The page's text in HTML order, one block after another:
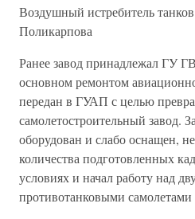
Воздушный истребитель
Поликарпова
Ранее завод принадлежал ГУ
основном ремонтом
передан в ГУАП с целью
самолетостроительный завод.
оборудован и слабо оснащен,
количества подготовленных
условиях и начал работу над
противотанковыми